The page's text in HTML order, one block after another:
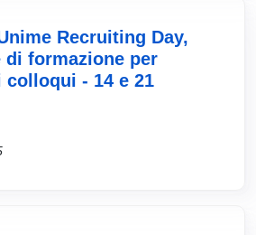
Recruiting Day,
di formazione per
colloqui - 14 e 21